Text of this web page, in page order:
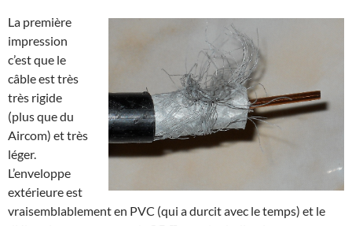
La première
impression
c’est que le
câble est très
très rigide
(plus que du
Aircom) et très
léger.
L’enveloppe
extérieure est
vraisemblablement en PVC (qui a durcit avec le temps) et le